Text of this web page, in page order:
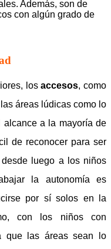
Además, son de
con algún grado de
losaccesos, como
áreas lúdicas como lo
a la mayoría de
de reconocer para ser
luego a los niños
la autonomía es
por sí solos en la
con los niños con
que las áreas sean lo